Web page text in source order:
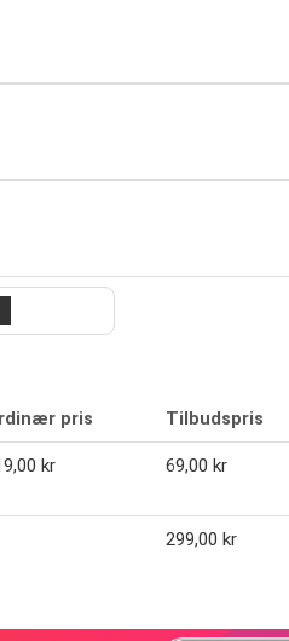
pris Tilbudspris
kr 69,00 kr
299,00 kr